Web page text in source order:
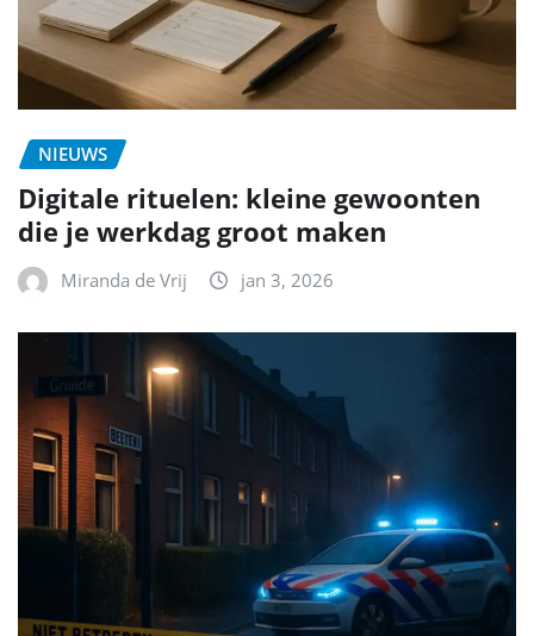
NIEUWS
Digitale rituelen: kleine gewoonten
die je werkdag groot maken
Miranda de Vrij jan 3, 2026